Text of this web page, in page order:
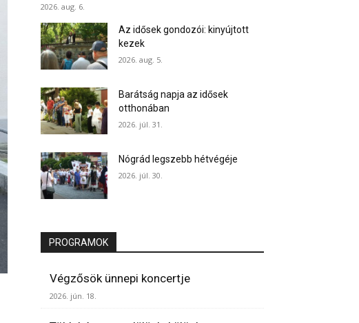
2026. aug. 6.
Az idősek gondozói: kinyújtott
kezek
2026. aug. 5.
Barátság napja az idősek
otthonában
2026. júl. 31.
Nógrád legszebb hétvégéje
2026. júl. 30.
PROGRAMOK
Végzősök ünnepi koncertje
2026. jún. 18.